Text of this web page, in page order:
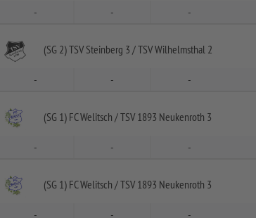
- - -
(SG 2) TSV Steinberg 3 /TSV Wilhelmsthal 2
- - -
(SG 1) FC Welitsch /TSV 1893 Neukenroth 3
- - -
(SG 1) FC Welitsch /TSV 1893 Neukenroth 3
- - -